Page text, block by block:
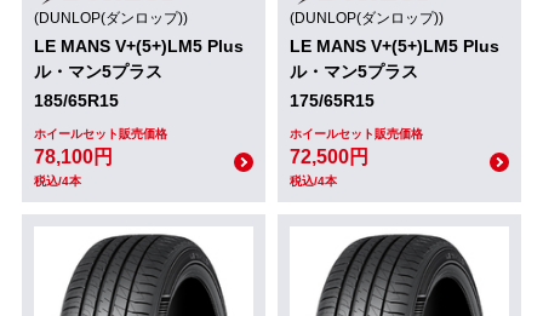
(DUNLOP(ダンロップ))
LE MANS V+(5+)LM5 Plus
ル・マン5プラス
185/65R15
ホイールセット販売価格
78,100円
税込/4本
(DUNLOP(ダンロップ))
LE MANS V+(5+)LM5 Plus
ル・マン5プラス
175/65R15
ホイールセット販売価格
72,500円
税込/4本